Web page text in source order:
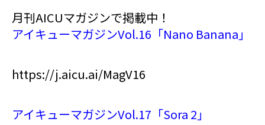
月刊AICUマガジンで掲載中！
アイキューマガジンVol.16「Nano Banana」
https://j.aicu.ai/MagV16
アイキューマガジンVol.17「Sora 2」